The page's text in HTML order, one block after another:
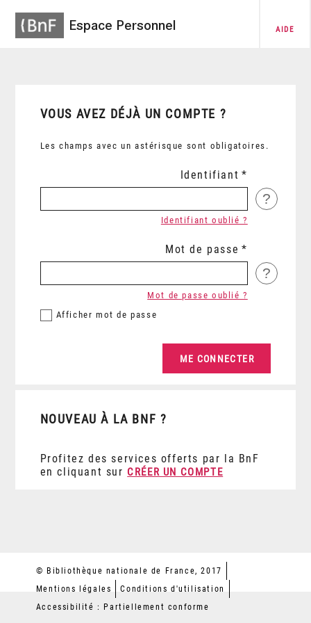
Espace Personnel AIDE
VOUS AVEZ DÉJÀ UN COMPTE ?
Les champs avec un astérisque sont obligatoires.
Identifiant
?
Identifiant oublié ?
Mot de passe
?
Afficher mot de passe
Mot de passe oublié ?
NOUVEAU À LA BNF ?
Profitez des services offerts par la BnF
en cliquant sur CRÉER UN COMPTE
© Bibliothèque nationale de France, 2017
Mentions légales
Conditions d'utilisation
Accessibilité : Partiellement conforme